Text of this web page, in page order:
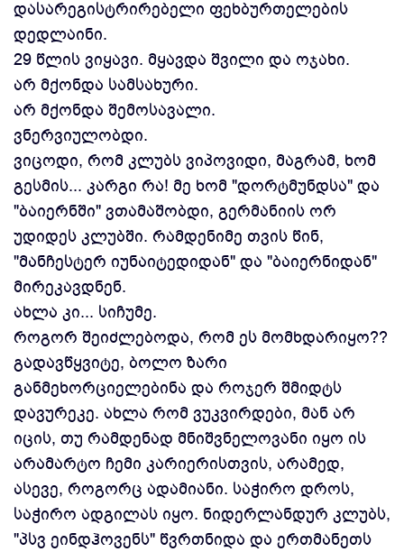
დასარეგისტრირებელი ფეხბურთელების
დედლაინი.
29 წლის ვიყავი. მყავდა შვილი და ოჯახი.
არ მქონდა სამსახური.
არ მქონდა შემოსავალი.
ვნერვიულობდი.
ვიცოდი, რომ კლუბს ვიპოვიდი, მაგრამ, ხომ
გესმის... კარგი რა! მე ხომ "დორტმუნდსა" და
"ბაიერნში" ვთამაშობდი, გერმანიის ორ
უდიდეს კლუბში. რამდენიმე თვის წინ,
"მანჩესტერ იუნაიტედიდან" და "ბაიერნიდან"
მირეკავდნენ.
ახლა კი... სიჩუმე.
როგორ შეიძლებოდა, რომ ეს მომხდარიყო??
გადავწყვიტე, ბოლო ზარი
განმეხორციელებინა და როჯერ შმიდტს
დავურეკე. ახლა რომ ვუკვირდები, მან არ
იცის, თუ რამდენად მნიშვნელოვანი იყო ის
არამარტო ჩემი კარიერისთვის, არამედ,
ასევე, როგორც ადამიანი. საჭირო დროს,
საჭირო ადგილას იყო. ნიდერლანდურ კლუბს,
"პსვ ეინდჰოვენს" წვრთნიდა და ერთმანეთს